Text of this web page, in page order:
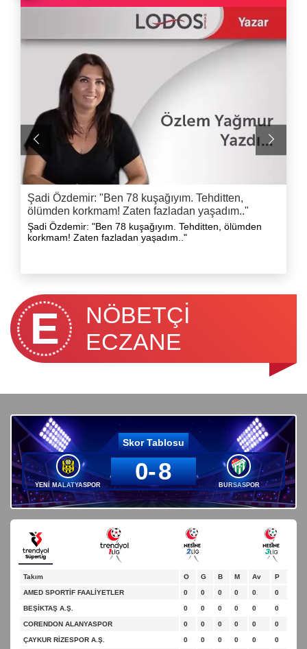
Şadi Özdemir: "Ben 78 kuşağıyım. Tehditten,
ölümden korkmam! Zaten fazladan yaşadım.."
Şadi Özdemir: "Ben 78 kuşağıyım. Tehditten, ölümden
korkmam! Zaten fazladan yaşadım.."
E
NÖBETÇİ
ECZANE
Skor Tablosu
YENİ MALATYASPOR
0 8
BURSASPOR
Takım O G B M Av P
AMED SPORTİF FAALİYETLER 0 0 0 0 0 0
BEŞİKTAŞ A.Ş. 0 0 0 0 0 0
CORENDON ALANYASPOR 0 0 0 0 0 0
ÇAYKUR RİZESPOR A.Ş. 0 0 0 0 0 0